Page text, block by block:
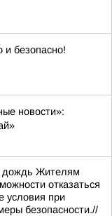
и безопасно!
новости»:
дождь Жителям
отказаться
условия при
безопасности.//